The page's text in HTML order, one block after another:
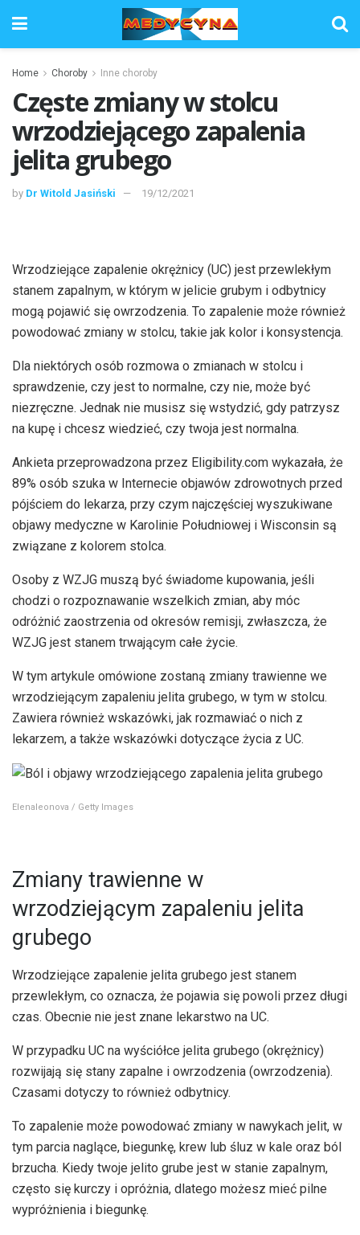
Home Choroby Inne choroby
Częste zmiany w stolcu
wrzodziejącego zapalenia
jelita grubego
by Dr Witold Jasiński 19/12/2021
Wrzodziejące zapalenie okrężnicy (UC) jest przewlekłym
stanem zapalnym, w którym w jelicie grubym i odbytnicy
mogą pojawić się owrzodzenia. To zapalenie może również
powodować zmiany w stolcu, takie jak kolor i konsystencja.
Dla niektórych osób rozmowa o zmianach w stolcu i
sprawdzenie, czy jest to normalne, czy nie, może być
niezręczne. Jednak nie musisz się wstydzić, gdy patrzysz
na kupę i chcesz wiedzieć, czy twoja jest normalna.
Ankieta przeprowadzona przez Eligibility.com wykazała, że ​​
89% osób szuka w Internecie objawów zdrowotnych przed
pójściem do lekarza, przy czym najczęściej wyszukiwane
objawy medyczne w Karolinie Południowej i Wisconsin są
związane z kolorem stolca.
Osoby z WZJG muszą być świadome kupowania, jeśli
chodzi o rozpoznawanie wszelkich zmian, aby móc
odróżnić zaostrzenia od okresów remisji, zwłaszcza, że ​​
WZJG jest stanem trwającym całe życie.
W tym artykule omówione zostaną zmiany trawienne we
wrzodziejącym zapaleniu jelita grubego, w tym w stolcu.
Zawiera również wskazówki, jak rozmawiać o nich z
lekarzem, a także wskazówki dotyczące życia z UC.
Elenaleonova / Getty Images
Zmiany trawienne w
wrzodziejącym zapaleniu jelita
grubego
Wrzodziejące zapalenie jelita grubego jest stanem
przewlekłym, co oznacza, że ​​pojawia się powoli przez długi
czas. Obecnie nie jest znane lekarstwo na UC.
W przypadku UC na wyściółce jelita grubego (okrężnicy)
rozwijają się stany zapalne i owrzodzenia (owrzodzenia).
Czasami dotyczy to również odbytnicy.
To zapalenie może powodować zmiany w nawykach jelit, w
tym parcia naglące, biegunkę, krew lub śluz w kale oraz ból
brzucha. Kiedy twoje jelito grube jest w stanie zapalnym,
często się kurczy i opróżnia, dlatego możesz mieć pilne
wypróżnienia i biegunkę.